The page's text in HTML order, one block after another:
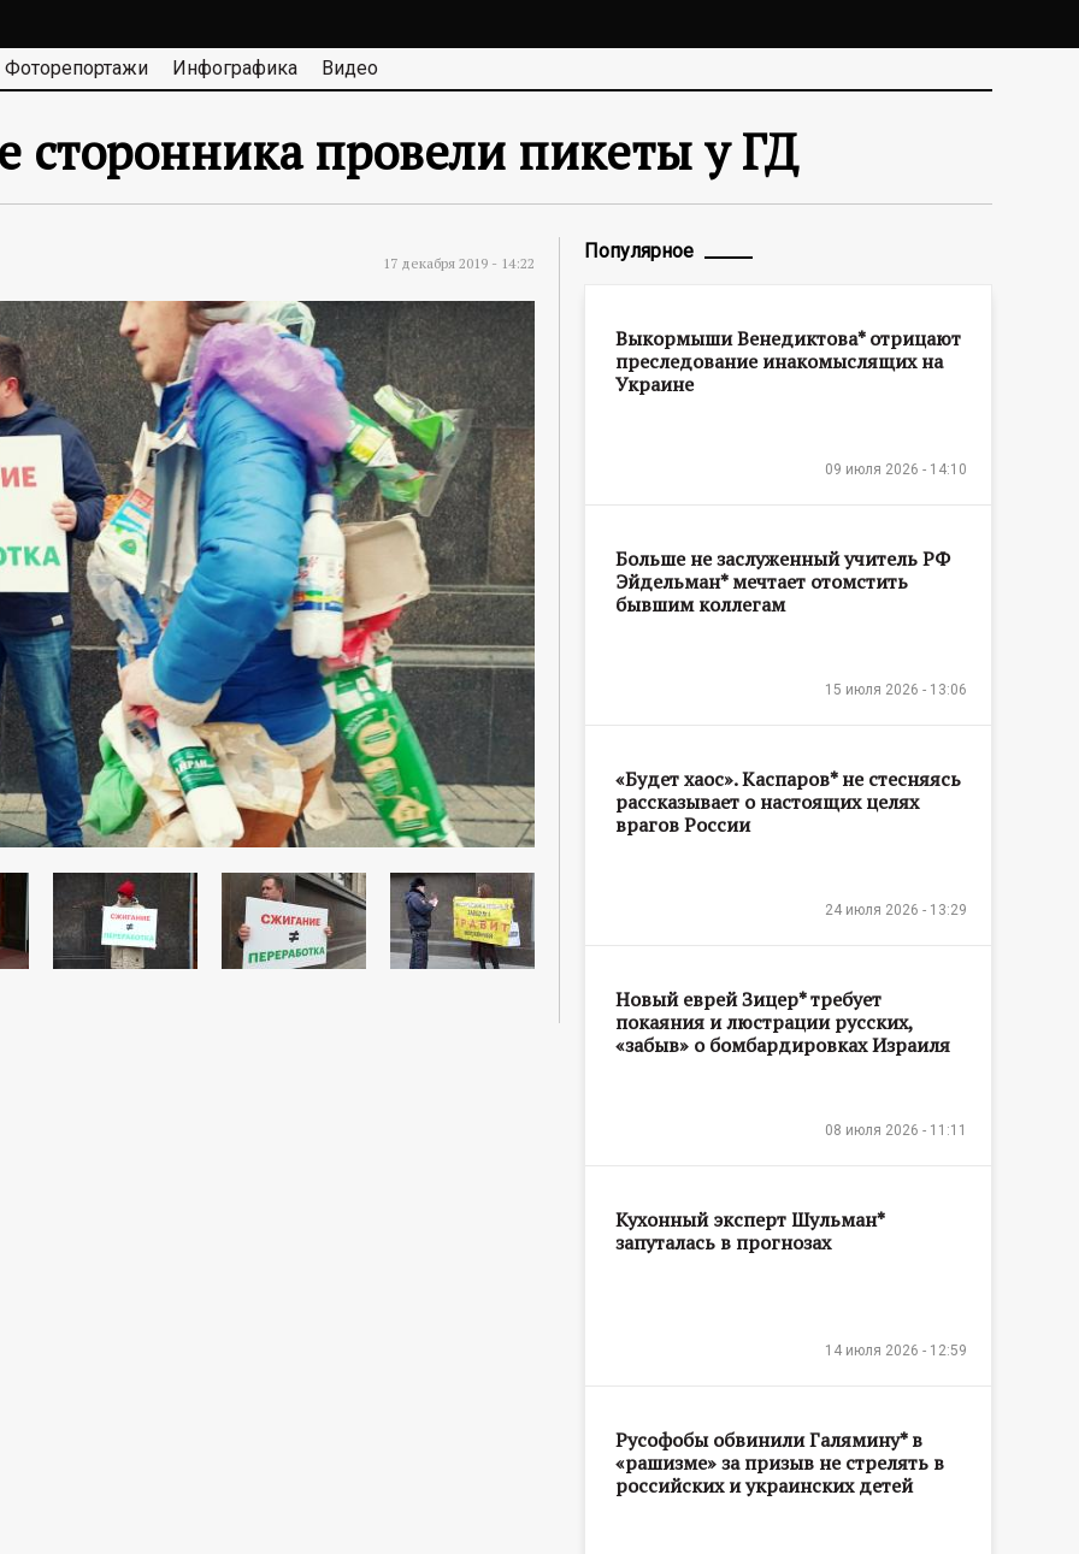
Фоторепортажи Инфографика Видео
сторонника провели пикеты у ГД
17 декабря 2019 - 14:22
Популярное
Выкормыши Венедиктова* отрицают
преследование инакомыслящих на
Украине
09 июля 2026 - 14:10
Больше не заслуженный учитель РФ
Эйдельман* мечтает отомстить
бывшим коллегам
15 июля 2026 - 13:06
«Будет хаос». Каспаров* не стесняясь
рассказывает о настоящих целях
врагов России
24 июля 2026 - 13:29
Новый еврей Зицер* требует
покаяния и люстрации русских,
«забыв» о бомбардировках Израиля
08 июля 2026 - 11:11
Кухонный эксперт Шульман*
запуталась в прогнозах
14 июля 2026 - 12:59
Русофобы обвинили Галямину* в
«рашизме» за призыв не стрелять в
российских и украинских детей